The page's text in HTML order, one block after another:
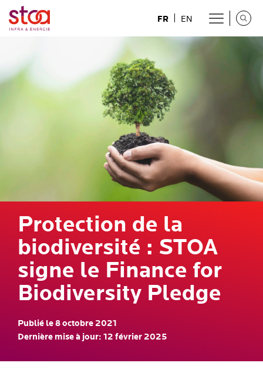
FR EN
Protection de la
biodiversité : STOA
signe le Finance for
Biodiversity Pledge
Publié le 8 octobre 2021
Dernière mise à jour: 12 février 2025